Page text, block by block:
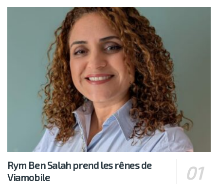
Rym Ben Salah prend les rênes de
Viamobile